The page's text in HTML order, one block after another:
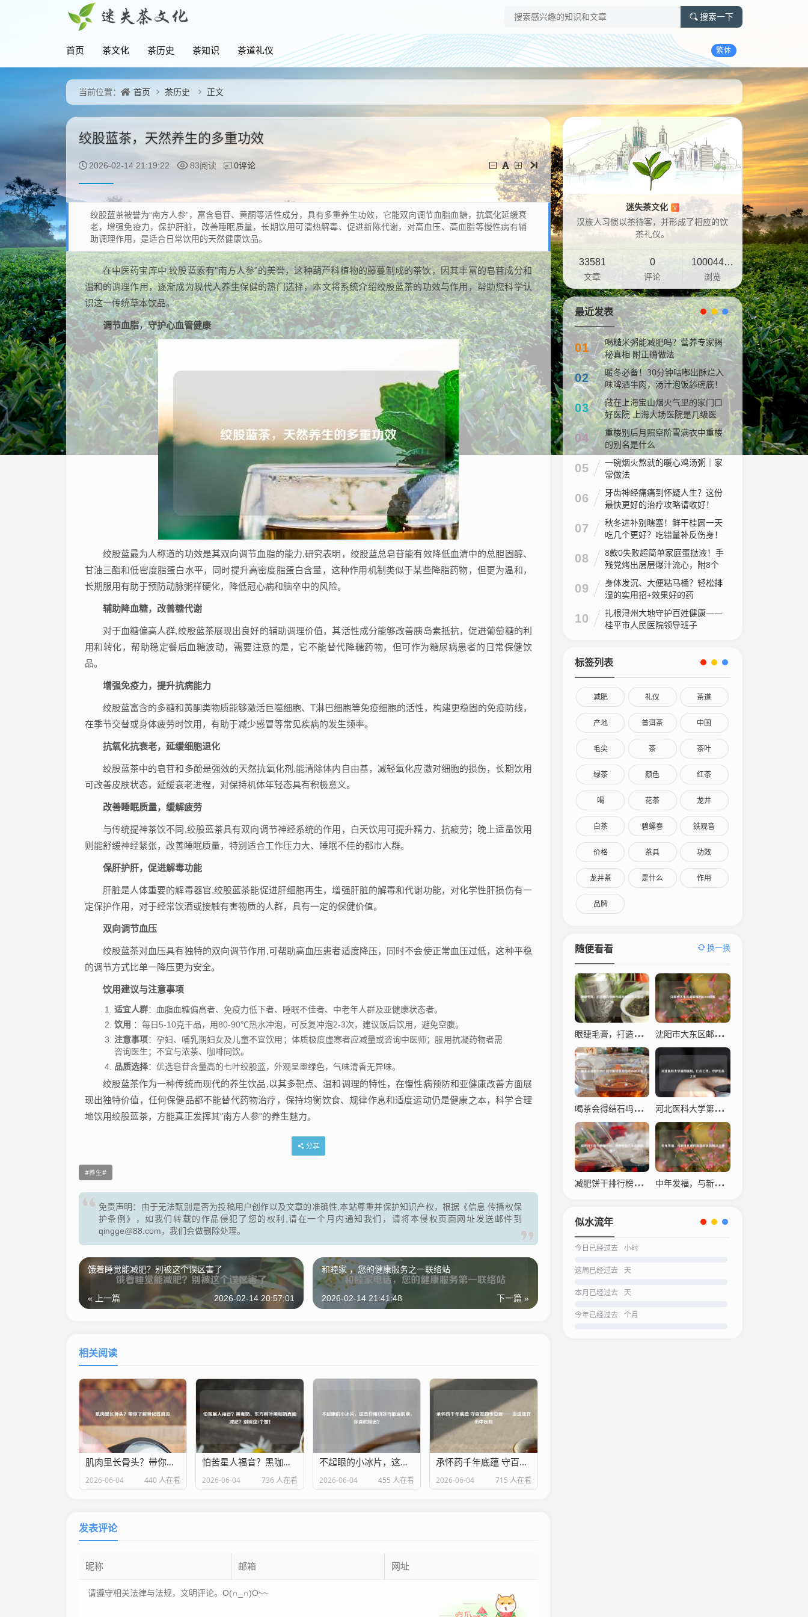
搜索一下
首页 茶文化 茶历史 茶知识 茶道礼仪 繁体
当前位置： 首页 茶历史 正文
绞股蓝茶，天然养生的多重功效
2026-02-14 21:19:22 83阅读 0评论
绞股蓝茶被誉为“南方人参”，富含皂苷、黄酮等活性成分，具有多重养生功效，它能双向调节血脂血糖，抗氧化延缓衰
老，增强免疫力，保护肝脏，改善睡眠质量，长期饮用可清热解毒、促进新陈代谢，对高血压、高血脂等慢性病有辅
助调理作用，是适合日常饮用的天然健康饮品。
在中医药宝库中,绞股蓝素有"南方人参"的美誉，这种葫芦科植物的藤蔓制成的茶饮，因其丰富的皂苷成分和
温和的调理作用，逐渐成为现代人养生保健的热门选择，本文将系统介绍绞股蓝茶的功效与作用，帮助您科学认
识这一传统草本饮品。
调节血脂，守护心血管健康
绞股蓝最为人称道的功效是其双向调节血脂的能力,研究表明，绞股蓝总皂苷能有效降低血清中的总胆固醇、
甘油三酯和低密度脂蛋白水平，同时提升高密度脂蛋白含量，这种作用机制类似于某些降脂药物，但更为温和，
长期服用有助于预防动脉粥样硬化，降低冠心病和脑卒中的风险。
辅助降血糖，改善糖代谢
对于血糖偏高人群,绞股蓝茶展现出良好的辅助调理价值，其活性成分能够改善胰岛素抵抗，促进葡萄糖的利
用和转化，帮助稳定餐后血糖波动，需要注意的是，它不能替代降糖药物，但可作为糖尿病患者的日常保健饮
品。
增强免疫力，提升抗病能力
绞股蓝富含的多糖和黄酮类物质能够激活巨噬细胞、T淋巴细胞等免疫细胞的活性，构建更稳固的免疫防线，
在季节交替或身体疲劳时饮用，有助于减少感冒等常见疾病的发生频率。
抗氧化抗衰老，延缓细胞退化
绞股蓝茶中的皂苷和多酚是强效的天然抗氧化剂,能清除体内自由基，减轻氧化应激对细胞的损伤，长期饮用
可改善皮肤状态，延缓衰老进程，对保持机体年轻态具有积极意义。
改善睡眠质量，缓解疲劳
与传统提神茶饮不同,绞股蓝茶具有双向调节神经系统的作用，白天饮用可提升精力、抗疲劳；晚上适量饮用
则能舒缓神经紧张，改善睡眠质量，特别适合工作压力大、睡眠不佳的都市人群。
保肝护肝，促进解毒功能
肝脏是人体重要的解毒器官,绞股蓝茶能促进肝细胞再生，增强肝脏的解毒和代谢功能，对化学性肝损伤有一
定保护作用，对于经常饮酒或接触有害物质的人群，具有一定的保健价值。
双向调节血压
绞股蓝茶对血压具有独特的双向调节作用,可帮助高血压患者适度降压，同时不会使正常血压过低，这种平稳
的调节方式比单一降压更为安全。
饮用建议与注意事项
适宜人群：血脂血糖偏高者、免疫力低下者、睡眠不佳者、中老年人群及亚健康状态者。
饮用 ：每日5-10克干品，用80-90℃热水冲泡，可反复冲泡2-3次，建议饭后饮用，避免空腹。
注意事项：孕妇、哺乳期妇女及儿童不宜饮用；体质极度虚寒者应减量或咨询中医师；服用抗凝药物者需
咨询医生；不宜与浓茶、咖啡同饮。
品质选择：优选皂苷含量高的七叶绞股蓝，外观呈墨绿色，气味清香无异味。
绞股蓝茶作为一种传统而现代的养生饮品,以其多靶点、温和调理的特性，在慢性病预防和亚健康改善方面展
现出独特价值，任何保健品都不能替代药物治疗，保持均衡饮食、规律作息和适度运动仍是健康之本，科学合理
地饮用绞股蓝茶，方能真正发挥其"南方人参"的养生魅力。
分享
养生
免责声明：由于无法甄别是否为投稿用户创作以及文章的准确性,本站尊重并保护知识产权，根据《信息 传播权保
护条例》，如我们转载的作品侵犯了您的权利,请在一个月内通知我们，请将本侵权页面网址发送邮件到
qingge@88.com，我们会做删除处理。
饿着睡觉能减肥？别被这个误区害了
« 上一篇 2026-02-14 20:57:01
和睦家 ，您的健康服务之一联络站
下一篇 »
2026-02-14 21:41:48
相关阅读
肌肉里长骨头？带你了解骨化性肌炎
2026-06-04 440 人在看
怕苦星人福音？黑咖奶、东方树叶黑咖奶真能减肥？别踩这3个雷！
2026-06-04 736 人在看
不起眼的小冰片，这些作用功效与能治的病，你真的知道？
2026-06-04 455 人在看
承怀药千年底蕴 守百姓四季安康——走进焦作市中医院
2026-06-04 715 人在看
发表评论
迷失茶文化 V
汉族人习惯以茶待客，并形成了相应的饮
茶礼仪。
33581
文章
0
评论
10004401
浏览
最近发表
01
喝糙米粥能减肥吗？营养专家揭
秘真相 附正确做法
02
暖冬必备！30分钟咕嘟出酥烂入
味啤酒牛肉，汤汁泡饭舔碗底！
03
藏在上海宝山烟火气里的家门口
好医院 上海大场医院是几级医
院
04
重楼别后月照空阶雪满衣中重楼
的别名是什么
05
一碗烟火熬就的暖心鸡汤粥｜家
常做法
06
牙齿神经痛痛到怀疑人生？这份
最快更好的治疗攻略请收好！
07
秋冬进补别瞎塞！鲜干桂圆一天
吃几个更好？吃错量补反伤身！
08
8款0失败超简单家庭蛋挞液！手
残党烤出层层爆汁流心，附8个
家庭做法视频
09
身体发沉、大便粘马桶？轻松排
湿的实用招+效果好的药
10
扎根浔州大地守护百姓健康——
桂平市人民医院领导班子
标签列表
减肥 礼仪 茶道
产地 普洱茶 中国
毛尖 茶 茶叶
绿茶 颜色 红茶
喝 花茶 龙井
白茶 碧螺春 铁观音
价格 茶具 功效
龙井茶 是什么 作用
品牌
随便看看 换一换
眼睫毛膏，打造魅力电眼与温和卸除的完整指南 沈阳市大东区邮政编码110043详解
喝茶会得结石吗？科学解读茶叶与结石的关系 河北医科大学第四医院，仁心仁术，守护生命之光
减肥饼干排行榜之一名，瘦身神器还是营销陷阱？ 中年发福，与新陈代谢的温柔对抗及解决之道
似水流年
今日已经过去 小时
这周已经过去 天
本月已经过去 天
今年已经过去 个月